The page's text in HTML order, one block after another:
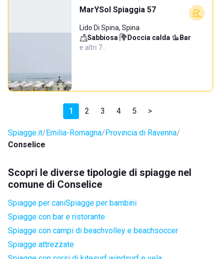
MarYSol Spiaggia 57
Lido Di Spina, Spina
Sabbiosa· Doccia calda· Bar·
e altri 7…
1 2 3 4 5 >
Spiagge.it Emilia-Romagna Provincia di Ravenna
Conselice
Scopri le diverse tipologie di spiagge nel
comune di Conselice
Spiagge per caniSpiagge per bambini
Spiagge con bar e ristorante
Spiagge con campi di beachvolley e beachsoccer
Spiagge attrezzate